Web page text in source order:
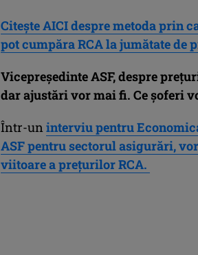
Citește AICI despre metoda prin
pot cumpăra RCA la jumătate de
Vicepreședinte ASF, despre
dar ajustări vor mai fi. Ce șoferi
Într-un interviu pentru
ASF pentru sectorul asigurări,
viitoare a prețurilor RCA.